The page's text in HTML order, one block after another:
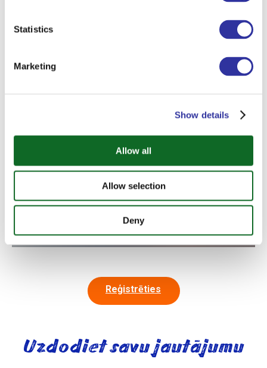
Statistics
Marketing
Show details
Allow all
Allow selection
Deny
Reģistrēties
Uzdodiet savu jautājumu